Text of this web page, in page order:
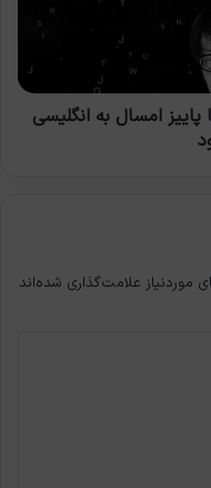
امسال به انگلیسی
علامت‌گذاری شده‌اند